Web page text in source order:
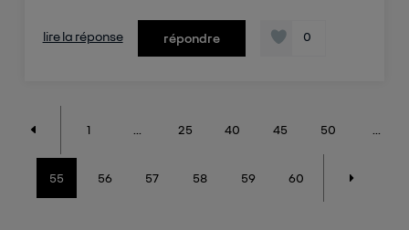
lire la réponse répondre 0
1 25 40 45 50
55 56 57 58 59 60